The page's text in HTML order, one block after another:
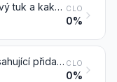
Kakaové máslo, kakaový tuk a kakaový olej CLO
0%
Kakaový prášek neobsahující přidaný cukr ani jiná sladidla CLO
0%